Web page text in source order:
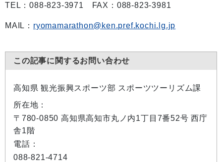
TEL：088-823-3971 FAX：088-823-3981
MAIL： ryomamarathon@ken.pref.kochi.lg.jp
この記事に関するお問い合わせ
高知県 観光振興スポーツ部 スポーツツーリズム課
所在地：
〒780-0850 高知県高知市丸ノ内1丁目7番52号 西庁
舎1階
電話：
088-821-4714